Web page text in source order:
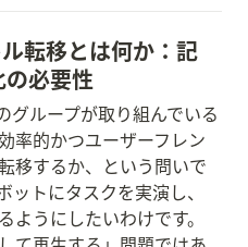
転移とは何か：記
必要性
グループが取り組んでいる
率的かつユーザーフレン
移するか、という問いで
トにタスクを実演し、
ようにしたいわけです。